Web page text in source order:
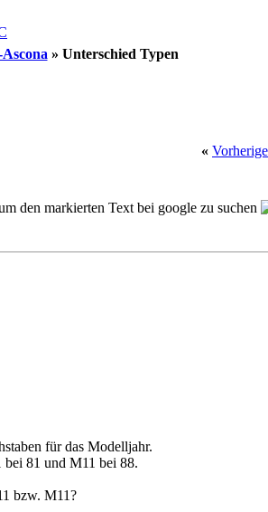
» Unterschied Typen
«
für das Modelljahr.
bei 81 und M11 bei 88.
bzw. M11?